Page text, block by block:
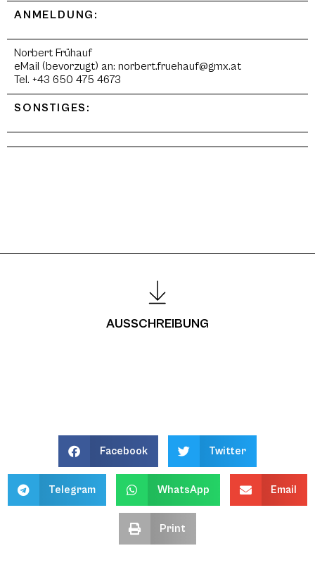
ANMELDUNG:
Norbert Frühauf
eMail (bevorzugt) an: norbert.fruehauf@gmx.at
Tel. +43 650 475 4673
SONSTIGES:
AUSSCHREIBUNG
Facebook Twitter
Telegram WhatsApp Email
Print